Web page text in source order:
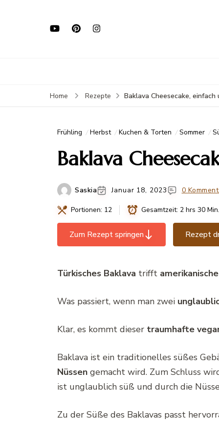
Home Rezepte Baklava Cheesecake, einfach
Frühling Herbst Kuchen & Torten Sommer
Baklava
Saskia Januar 18, 2023 0
Portionen: 12 Gesamtzeit: 2 hrs 30 Min.
Zum Rezept springen Rezept
Türkisches Baklava trifft
Was passiert, wenn man zwei
Klar, es kommt dieser traumhafte
Baklava ist ein traditionelles süßes
Nüssen gemacht wird. Zum Schluss
ist unglaublich süß und durch die
Zu der Süße des Baklavas passt